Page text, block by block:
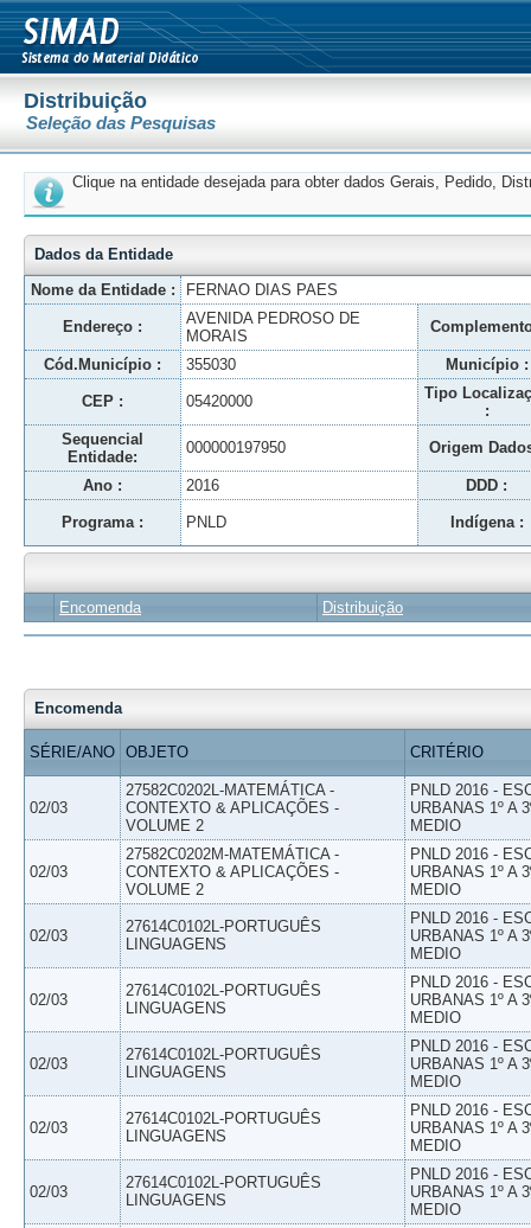
Distribuição
Seleção das Pesquisas
Clique na entidade desejada para obter dados Gerais, Pedido,
Dados da Entidade
Nome da Entidade :
FERNAO DIAS PAES
Endereço :
AVENIDA PEDROSO DE
MORAIS
Cód.Município : 355030 Município :
CEP : 05420000
Tipo
:
Sequencial
Entidade:
000000197950 Origem
Ano : 2016 DDD :
Programa : PNLD Indígena :
Encomenda Distribuição
Encomenda
SÉRIE/ANO OBJETO CRITÉRIO
02/03
27582C0202L-MATEMÁTICA -
CONTEXTO & APLICAÇÕES -
VOLUME 2
PNLD 2016 -
URBANAS 1º A
MEDIO
02/03
27582C0202M-MATEMÁTICA -
CONTEXTO & APLICAÇÕES -
VOLUME 2
PNLD 2016 -
URBANAS 1º A
MEDIO
02/03
27614C0102L-PORTUGUÊS
LINGUAGENS
PNLD 2016 -
URBANAS 1º A
MEDIO
02/03
27614C0102L-PORTUGUÊS
LINGUAGENS
PNLD 2016 -
URBANAS 1º A
MEDIO
02/03
27614C0102L-PORTUGUÊS
LINGUAGENS
PNLD 2016 -
URBANAS 1º A
MEDIO
02/03
27614C0102L-PORTUGUÊS
LINGUAGENS
PNLD 2016 -
URBANAS 1º A
MEDIO
02/03
27614C0102L-PORTUGUÊS
LINGUAGENS
PNLD 2016 -
URBANAS 1º A
MEDIO